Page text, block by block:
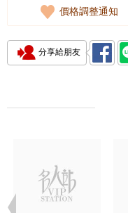
價格調整通知
分享給朋友